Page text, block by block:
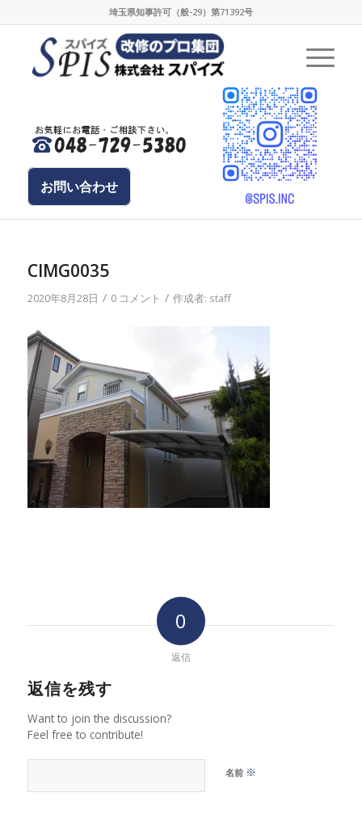
埼玉県知事許可（般-29）第71392号
お問い合わせ
CIMG0035
2020年8月28日 / 0 コメント / 作成者: staff
0
返信
返信を残す
Want to join the discussion?
Feel free to contribute!
名前 ※